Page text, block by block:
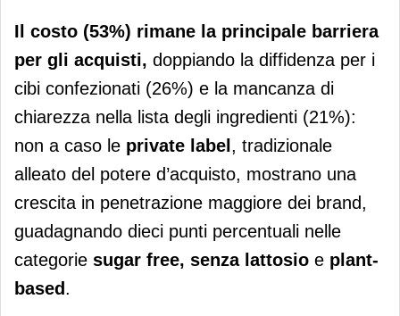
Il costo (53%) rimane la principale barriera
per gli acquisti, doppiando la diffidenza per i
cibi confezionati (26%) e la mancanza di
chiarezza nella lista degli ingredienti (21%):
non a caso le private label , tradizionale
alleato del potere d’acquisto, mostrano una
crescita in penetrazione maggiore dei brand,
guadagnando dieci punti percentuali nelle
categorie sugar free, senza lattosio e plant-
based.